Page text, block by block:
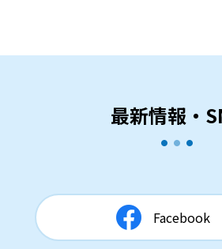
最新情報・
Facebook